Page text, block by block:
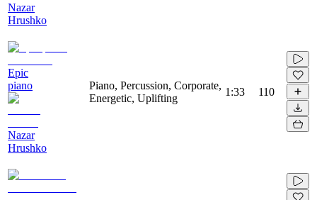
Nazar
Hrushko
Epic
piano
Nazar
Hrushko
Piano, Percussion, Corporate,
Energetic, Uplifting
1:33 110